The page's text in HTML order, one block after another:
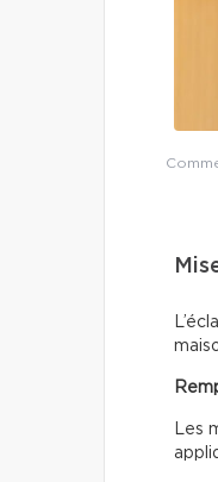
Les